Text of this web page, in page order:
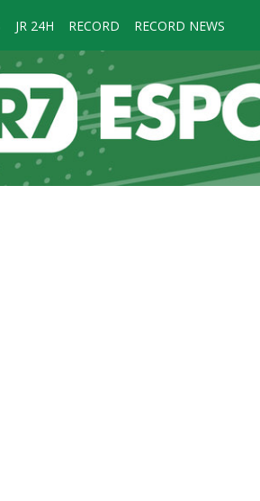
JR 24H RECORD RECORD NEWS